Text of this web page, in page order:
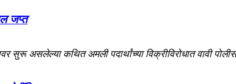
जप्त
सुरू असलेल्या कथित अमली पदार्थांच्या विक्रीविरोधात वावी